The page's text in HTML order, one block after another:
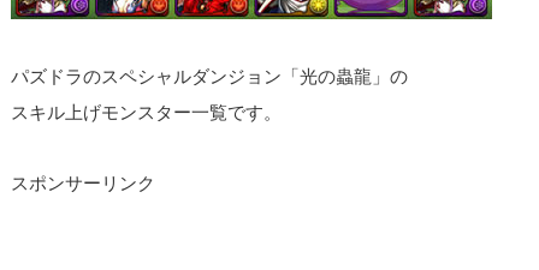
パズドラのスペシャルダンジョン「光の蟲龍」の
スキル上げモンスター一覧です。
スポンサーリンク